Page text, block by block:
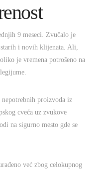
9 meseci. Zvučalo je
i novih klijenata. Ali,
je vremena potrošeno na
nepotrebnih proizvoda iz
cveća uz zvukove
na sigurno mesto gde se
već zbog celokupnog